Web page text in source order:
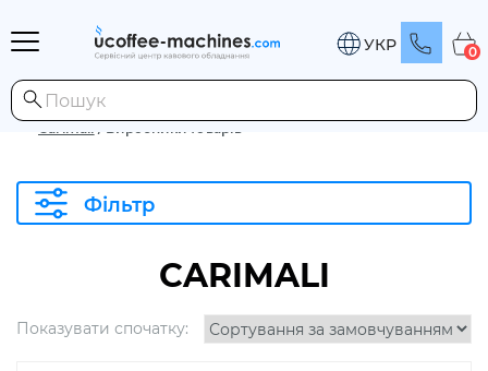
УКР 0
Carimali / Виробники товарів
Фільтр
CARIMALI
Показувати спочатку: